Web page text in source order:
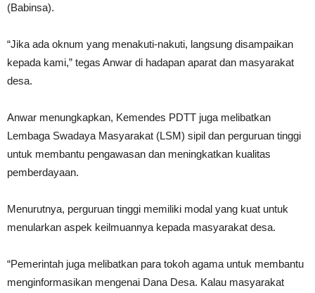
(Babinsa).
“Jika ada oknum yang menakuti-nakuti, langsung disampaikan
kepada kami,” tegas Anwar di hadapan aparat dan masyarakat
desa.
Anwar menungkapkan, Kemendes PDTT juga melibatkan
Lembaga Swadaya Masyarakat (LSM) sipil dan perguruan tinggi
untuk membantu pengawasan dan meningkatkan kualitas
pemberdayaan.
Menurutnya, perguruan tinggi memiliki modal yang kuat untuk
menularkan aspek keilmuannya kepada masyarakat desa.
“Pemerintah juga melibatkan para tokoh agama untuk membantu
menginformasikan mengenai Dana Desa. Kalau masyarakat